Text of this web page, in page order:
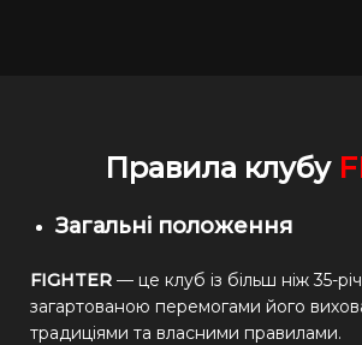
Правила клубу
Загальні положення
FIGHTER — це клуб із більш ніж 35-
загартованою перемогами його
традиціями та власними правилами.